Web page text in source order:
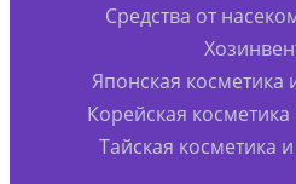
Средства от
Японская косметика
Корейская
Тайская косметика